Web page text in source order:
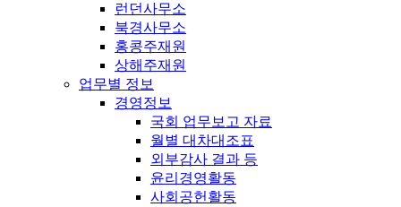
런던사무소
북경사무소
홍콩주재원
상해주재원
업무별 정보
경영정보
국회 업무보고 자료
월별 대차대조표
외부감사 결과 등
윤리경영활동
사회공헌활동